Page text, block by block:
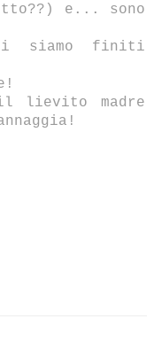
e... sono
siamo finiti
il lievito madre